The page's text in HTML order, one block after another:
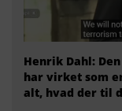
Henrik Dahl:
har virket som
alt, hvad der til